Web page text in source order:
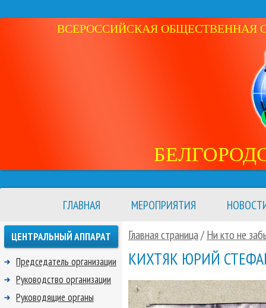
ВСЕРОССИЙСКАЯ ОБЩЕСТВЕННАЯ
ГЛАВНАЯ МЕРОПРИЯТИЯ
Главная страница/ Ни кто не
КИХТЯК ЮРИЙ
ЦЕНТРАЛЬНЫЙ АППАРАТ
Председатель организации
Руководство организации
Руководящие органы